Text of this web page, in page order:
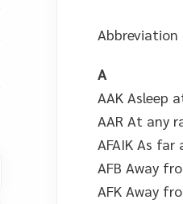
A
AAK Asleep
AAR At any
AFAIK As far
AFB Away
AFK Away